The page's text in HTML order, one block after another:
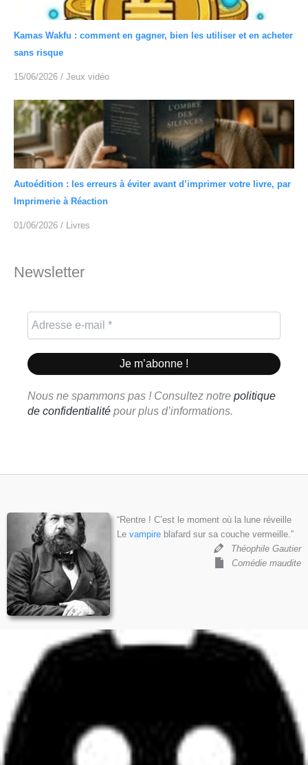
Kamas Wakfu : comment en gagner, bien les utiliser et en acheter
sans risque
15/06/2026 / Jeux vidéo
Autoédition : les erreurs à éviter avant d’imprimer votre livre, par
Imprimerie à Réaction
01/06/2026 / Livres
Newsletter
Nous ne spammons pas ! Consultez notre politique
de confidentialité pour plus d’informations.
“Rentre ! C’est le moment où la lune réveille
Le vampire blafard sur sa couche vermeille.”
Théophile Gautier
Comédie maudite